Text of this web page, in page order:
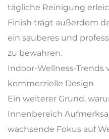
tägliche Reinigung
Finish trägt außerdem
ein sauberes und
zu bewahren.
Indoor-Wellness-Trends
kommerzielle Design
Ein weiterer Grund,
Innenbereich
wachsende Fokus auf